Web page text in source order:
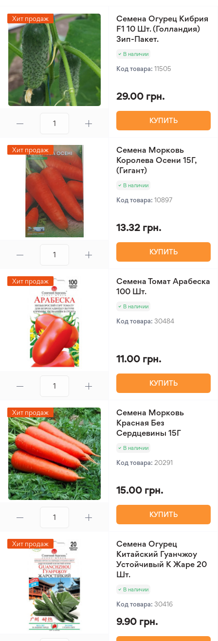
на грядке и отличная структура ягод делают его
выгодным выбором для оформления сада и
получения высококачественного урожая.
Хит продаж
Семена Огурец Кибрия
F1 10 Шт. (Голландия)
Зип-Пакет.
В наличии
Код товара: 11505
29.00 грн.
КУПИТЬ
Хит продаж
Семена Морковь
Королева Осени 15Г,
(Гигант)
В наличии
Код товара: 10897
13.32 грн.
КУПИТЬ
Хит продаж
Семена Томат Арабеска
100 Шт.
В наличии
Код товара: 30484
11.00 грн.
КУПИТЬ
Хит продаж
Семена Морковь
Красная Без
Сердцевины 15Г
В наличии
Код товара: 20291
15.00 грн.
КУПИТЬ
Хит продаж
Семена Огурец
Китайский Гуанчжоу
Устойчивый К Жаре 20
Шт.
В наличии
Код товара: 30416
9.90 грн.